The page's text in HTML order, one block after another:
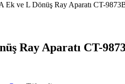
Ek ve L Dönüş Ray Aparatı CT-
Ray Aparatı CT-